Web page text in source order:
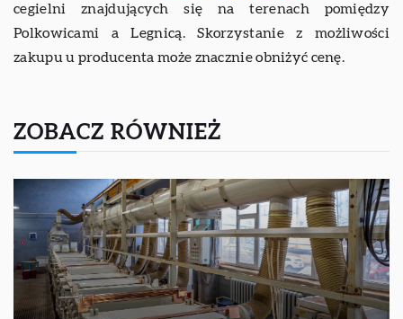
cegielni znajdujących się na terenach pomiędzy
Polkowicami a Legnicą. Skorzystanie z możliwości
zakupu u producenta może znacznie obniżyć cenę.
ZOBACZ RÓWNIEŻ